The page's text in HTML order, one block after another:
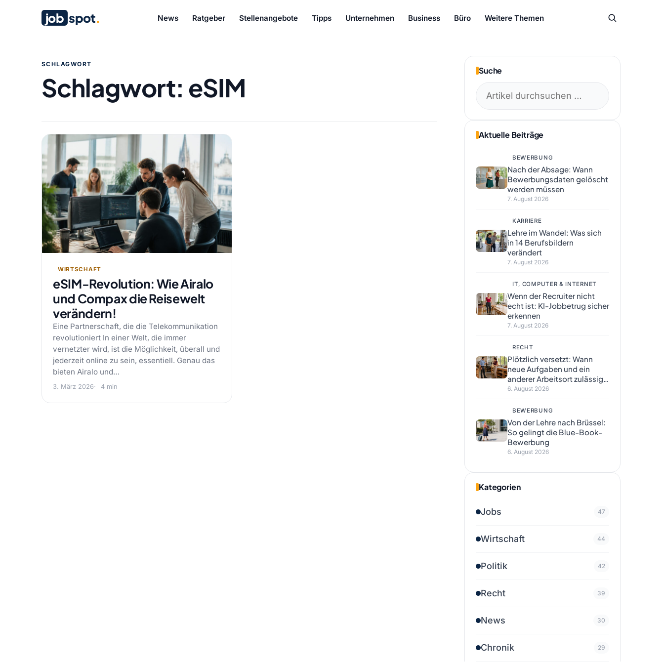
job spot. News Ratgeber Stellenangebote Tipps Unternehmen Business Büro Weitere Themen
SCHLAGWORT
Schlagwort: eSIM
WIRTSCHAFT
eSIM-Revolution: Wie Airalo
und Compax die Reisewelt
verändern!
Eine Partnerschaft, die die Telekommunikation
revolutioniert In einer Welt, die immer
vernetzter wird, ist die Möglichkeit, überall und
jederzeit online zu sein, essentiell. Genau das
bieten Airalo und…
3. März 2026 4 min
Suche
Aktuelle Beiträge
BEWERBUNG
Nach der Absage: Wann
Bewerbungsdaten gelöscht
werden müssen
7. August 2026
KARRIERE
Lehre im Wandel: Was sich
in 14 Berufsbildern
verändert
7. August 2026
IT, COMPUTER & INTERNET
Wenn der Recruiter nicht
echt ist: KI-Jobbetrug sicher
erkennen
7. August 2026
RECHT
Plötzlich versetzt: Wann
neue Aufgaben und ein
anderer Arbeitsort zulässig
sind
6. August 2026
BEWERBUNG
Von der Lehre nach Brüssel:
So gelingt die Blue-Book-
Bewerbung
6. August 2026
Kategorien
Jobs 47
Wirtschaft 44
Politik 42
Recht 39
News 30
Chronik 29